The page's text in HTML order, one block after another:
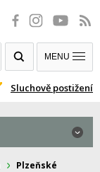
Sluchově postižení
MENU
Plzeňské